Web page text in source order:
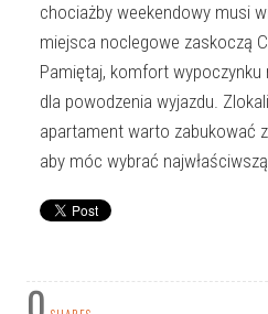
chociażby weekendowy musi
miejsca noclegowe zaskoczą
Pamiętaj, komfort wypoczynku
dla powodzenia wyjazdu.
apartament warto zabukować
aby móc wybrać